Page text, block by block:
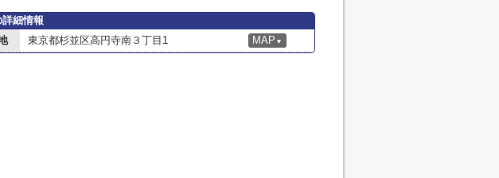
細情報
東京都杉並区高円寺南３丁目1 MAP ▼